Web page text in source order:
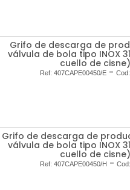
Grifo de descarga de
válvula de bola tipo INOX
cuello de cisne)
Ref: 407CAPE00450/E - Cod:
Grifo de descarga de
válvula de bola tipo INOX
cuello de cisne)
Ref: 407CAPE00450/H - Cod: